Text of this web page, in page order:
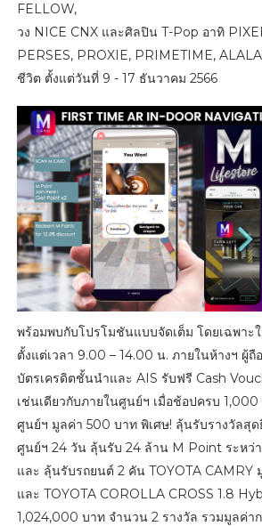
FELLOW,
วง NICE CNX และศิลปิน T-Pop อาทิ
PERSES, PROXIE, PRIMETIME,
ชีวิต ตั้งแต่วันที่ 9 - 17 ธันวาคม 2566
พร้อมพบกับโปรโมชันแบบจัดเต็ม โดยเฉพาะ
ตั้งแต่เวลา 9.00 – 14.00 น. ภายในห้างฯ ผู้
บัตรเครดิตชั้นนำและ AIS รับฟรี Cash
เช่นเดียวกับภายในศูนย์ฯ เมื่อช้อปครบ
ศูนย์ฯ มูลค่า 500 บาท พิเศษ! ลุ้นรับรางวัลสุ
ศูนย์ฯ 24 วัน ลุ้นรับ 24 ล้าน M Point ระหว่า
และ ลุ้นรับรถยนต์ 2 คัน TOYOTA CAMRY
และ TOYOTA COROLLA CROSS 1.8
1,024,000 บาท จำนวน 2 รางวัล รวมมูลค่า